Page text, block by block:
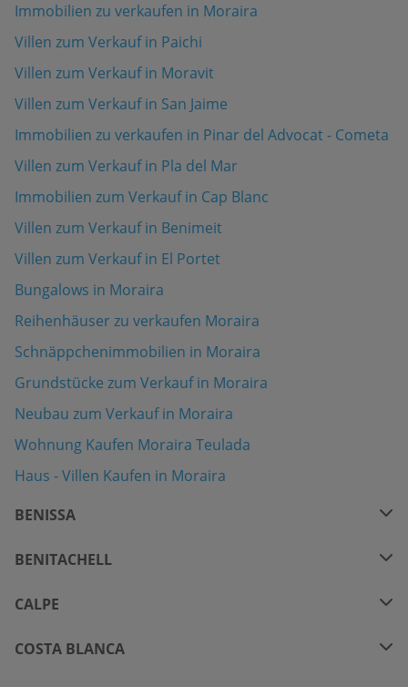
Immobilien zu verkaufen in Moraira
Villen zum Verkauf in Paichi
Villen zum Verkauf in Moravit
Villen zum Verkauf in San Jaime
Immobilien zu verkaufen in Pinar del Advocat - Cometa
Villen zum Verkauf in Pla del Mar
Immobilien zum Verkauf in Cap Blanc
Villen zum Verkauf in Benimeit
Villen zum Verkauf in El Portet
Bungalows in Moraira
Reihenhäuser zu verkaufen Moraira
Schnäppchenimmobilien in Moraira
Grundstücke zum Verkauf in Moraira
Neubau zum Verkauf in Moraira
Wohnung Kaufen Moraira Teulada
Haus - Villen Kaufen in Moraira
BENISSA
BENITACHELL
CALPE
COSTA BLANCA